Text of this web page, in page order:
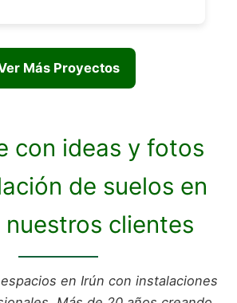
Más Proyectos
con ideas y fotos
de suelos en
nuestros clientes
en Irún con instalaciones